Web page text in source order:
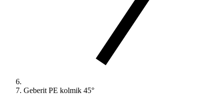
Geberit PE kolmik 45°